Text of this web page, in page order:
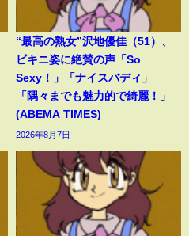
“最高の熟女”沢地優佳（51）、
ビキニ姿に絶賛の声「So
Sexy！」「ナイスバディ」
「隅々までも魅力的で綺麗！」
(ABEMA TIMES)
2026年8月7日